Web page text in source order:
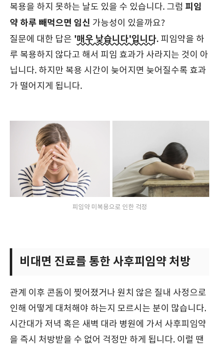
복용을 하지 못하는 날도 있을 수 있습니다. 그럼 피임
약 하루 빼먹으면 임신 가능성이 있을까요?
질문에 대한 답은 '매우 낮습니다'입니다. 피임약을 하
루 복용하지 않다고 해서 피임 효과가 사라지는 것이 아
닙니다. 하지만 복용 시간이 늦어지면 늦어질수록 효과
가 떨어지게 됩니다.
피임약 미복용으로 인한 걱정
비대면 진료를 통한 사후피임약 처방
관계 이후 콘돔이 찢어졌거나 원치 않은 질내 사정으로
인해 어떻게 대처해야 하는지 모르시는 분이 많습니다.
시간대가 저녁 혹은 새벽 대라 병원에 가서 사후피임약
을 즉시 처방받을 수 없어 걱정만 하게 됩니다. 이럴 땐